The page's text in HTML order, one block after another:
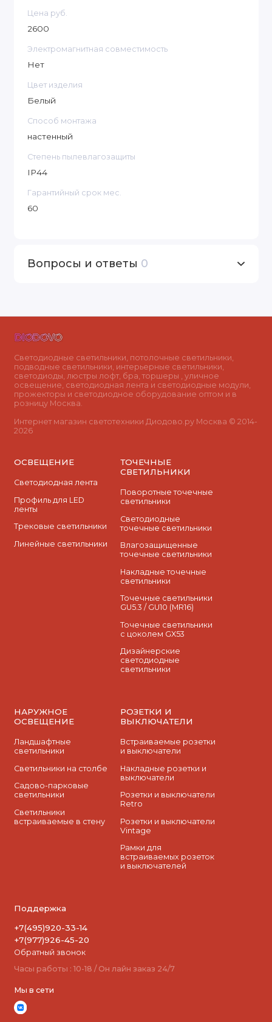
Цена руб.
2600
Электромагнитная совместимость
Нет
Цвет изделия
Белый
Способ монтажа
настенный
Степень пылевлагозащиты
IP44
Гарантийный срок мес.
60
Вопросы и ответы 0
Светодиодные светильники, потолочные светильники,
подводные светильники, интерьерные светильники,
светодиоды, люстры лофт, бра, торшеры , уличное
освещение, светодиодная лента и светодиодные модули,
прожекторы и светодиодное оборудование оптом и в
розницу Москва.
Интернет магазин светотехники Диодово.ру Москва © 2014-
2026
ОСВЕЩЕНИЕ
Светодиодная лента
Профиль для LED
ленты
Трековые светильники
Линейные светильники
ТОЧЕЧНЫЕ
СВЕТИЛЬНИКИ
Поворотные точечные
светильники
Cветодиодные
точечные светильники
Влагозащищенные
точечные светильники
Накладные точечные
светильники
Точечные светильники
GU5.3 / GU10 (MR16)
Точечные светильники
с цоколем GX53
Дизайнерские
светодиодные
светильники
НАРУЖНОЕ
ОСВЕЩЕНИЕ
Ландшафтные
светильники
Светильники на столбе
Садово-парковые
светильники
Светильники
встраиваемые в стену
РОЗЕТКИ И
ВЫКЛЮЧАТЕЛИ
Встраиваемые розетки
и выключатели
Накладные розетки и
выключатели
Розетки и выключатели
Retro
Розетки и выключатели
Vintage
Рамки для
встраиваемых розеток
и выключателей
Поддержка
+7(495)920-33-14
+7(977)926-45-20
Обратный звонок
Часы работы : 10-18 / Он лайн заказ 24/7
Мы в сети